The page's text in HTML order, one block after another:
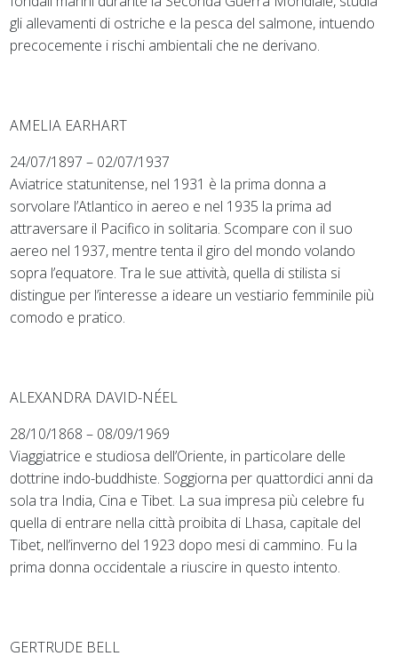
gli allevamenti di ostriche e la pesca del salmone, intuendo
precocemente i rischi ambientali che ne derivano.
AMELIA EARHART
24/07/1897 – 02/07/1937
Aviatrice statunitense, nel 1931 è la prima donna a
sorvolare l’Atlantico in aereo e nel 1935 la prima ad
attraversare il Pacifico in solitaria. Scompare con il suo
aereo nel 1937, mentre tenta il giro del mondo volando
sopra l’equatore. Tra le sue attività, quella di stilista si
distingue per l’interesse a ideare un vestiario femminile più
comodo e pratico.
ALEXANDRA DAVID-NÉEL
28/10/1868 – 08/09/1969
Viaggiatrice e studiosa dell’Oriente, in particolare delle
dottrine indo-buddhiste. Soggiorna per quattordici anni da
sola tra India, Cina e Tibet. La sua impresa più celebre fu
quella di entrare nella città proibita di Lhasa, capitale del
Tibet, nell’inverno del 1923 dopo mesi di cammino. Fu la
prima donna occidentale a riuscire in questo intento.
GERTRUDE BELL